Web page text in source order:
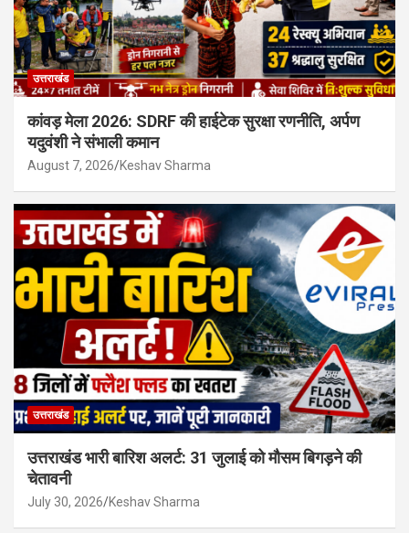
उत्तराखंड
कांवड़ मेला 2026: SDRF की हाईटेक सुरक्षा रणनीति, अर्पण
यदुवंशी ने संभाली कमान
August 7, 2026 Keshav Sharma
उत्तराखंड
उत्तराखंड भारी बारिश अलर्ट: 31 जुलाई को मौसम बिगड़ने की
चेतावनी
July 30, 2026 Keshav Sharma